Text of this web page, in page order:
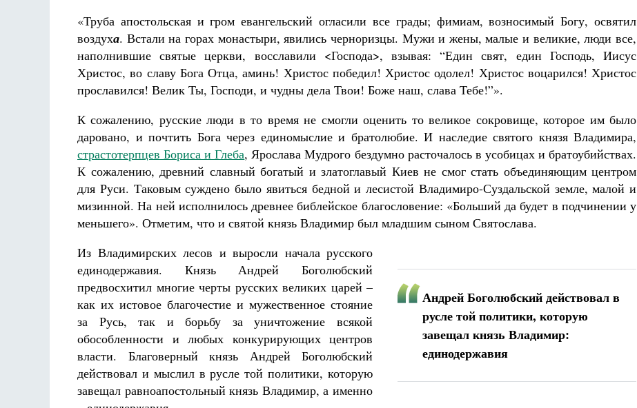
«Труба апостольская и гром евангельский огласили все грады; фимиам, возносимый Богу, освятил
воздуха. Встали на горах монастыри, явились черноризцы. Мужи и жены, малые и великие, люди все,
наполнившие святые церкви, восславили <Господа>, взывая: “Един свят, един Господь, Иисус
Христос, во славу Бога Отца, аминь! Христос победил! Христос одолел! Христос воцарился! Христос
прославился! Велик Ты, Господи, и чудны дела Твои! Боже наш, слава Тебе!”».
К сожалению, русские люди в то время не смогли оценить то великое сокровище, которое им было
даровано, и почтить Бога через единомыслие и братолюбие. И наследие святого князя Владимира,
страстотерпцев Бориса и Глеба, Ярослава Мудрого бездумно расточалось в усобицах и братоубийствах.
К сожалению, древний славный богатый и златоглавый Киев не смог стать объединяющим центром
для Руси. Таковым суждено было явиться бедной и лесистой Владимиро-Суздальской земле, малой и
мизинной. На ней исполнилось древнее библейское благословение: «Больший да будет в подчинении у
меньшего». Отметим, что и святой князь Владимир был младшим сыном Святослава.
Андрей Боголюбский действовал в
русле той политики, которую
завещал князь Владимир:
единодержавия
Из Владимирских лесов и выросли начала русского
единодержавия. Князь Андрей Боголюбский
предвосхитил многие черты русских великих царей –
как их истовое благочестие и мужественное стояние
за Русь, так и борьбу за уничтожение всякой
обособленности и любых конкурирующих центров
власти. Благоверный князь Андрей Боголюбский
действовал и мыслил в русле той политики, которую
завещал равноапостольный князь Владимир, а именно